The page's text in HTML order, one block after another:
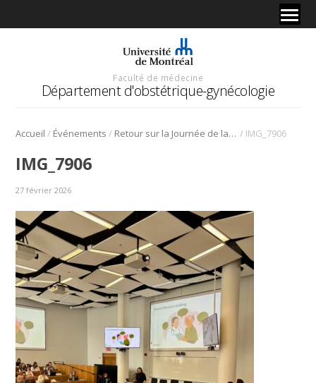
Faculté de médecine
Département d'obstétrique-gynécologie
Accueil / Événements / Retour sur la Journée de la recherche 2025 / IMG_7906
IMG_7906
27 février 2026